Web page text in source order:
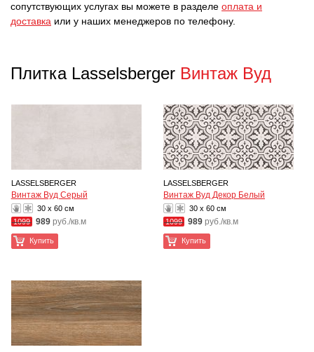
сопутствующих услугах вы можете в разделе оплата и
доставка или у наших менеджеров по телефону.
Плитка Lasselsberger Винтаж Вуд
LASSELSBERGER
Винтаж Вуд Cерый
30 x 60 см
1099 989 руб./кв.м
Купить
LASSELSBERGER
Винтаж Вуд Декор Белый
30 x 60 см
1099 989 руб./кв.м
Купить